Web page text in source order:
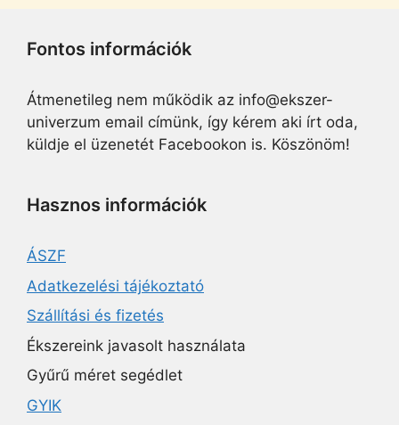
Fontos információk
Átmenetileg nem működik az info@ekszer-
univerzum email címünk, így kérem aki írt oda,
küldje el üzenetét Facebookon is. Köszönöm!
Hasznos információk
ÁSZF
Adatkezelési tájékoztató
Szállítási és fizetés
Ékszereink javasolt használata
Gyűrű méret segédlet
GYIK